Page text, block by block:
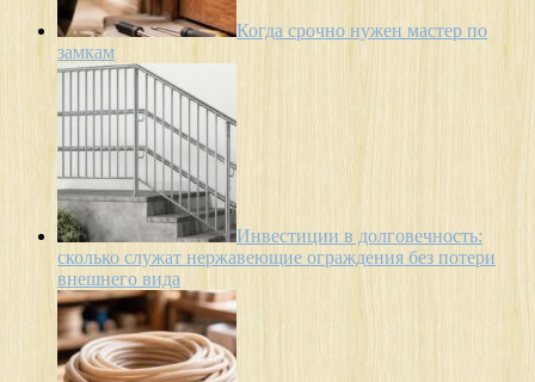
Когда срочно нужен мастер по
замкам
Инвестиции в долговечность:
сколько служат нержавеющие ограждения без потери
внешнего вида